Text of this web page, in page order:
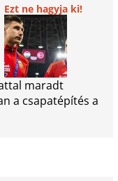
Ezt ne hagyja ki!
maradt
a csapatépítés a